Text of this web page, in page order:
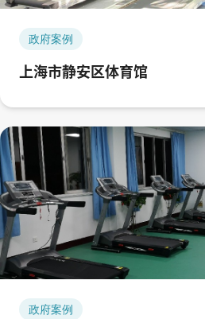
政府案例
上海市静安区体育馆
政府案例